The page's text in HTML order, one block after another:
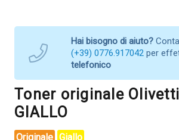
Hai bisogno di aiuto?
(+39) 0776.917042 per
telefonico
Toner originale
GIALLO
Originale Giallo